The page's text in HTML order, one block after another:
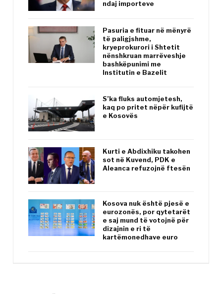
ndaj importeve
Pasuria e fituar në mënyrë
të paligjshme,
kryeprokurori i Shtetit
nënshkruan marrëveshje
bashkëpunimi me
Institutin e Bazelit
S’ka fluks automjetesh,
kaq po pritet nëpër kufijtë
e Kosovës
Kurti e Abdixhiku takohen
sot në Kuvend, PDK e
Aleanca refuzojnë ftesën
Kosova nuk është pjesë e
eurozonës, por qytetarët
e saj mund të votojnë për
dizajnin e ri të
kartëmonedhave euro